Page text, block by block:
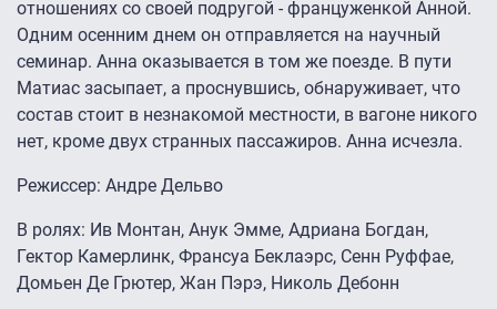
отношениях со своей подругой - француженкой Анной.
Одним осенним днем он отправляется на научный
семинар. Анна оказывается в том же поезде. В пути
Матиас засыпает, а проснувшись, обнаруживает, что
состав стоит в незнакомой местности, в вагоне никого
нет, кроме двух странных пассажиров. Анна исчезла.
Режиссер: Андре Дельво
В ролях: Ив Монтан, Анук Эмме, Адриана Богдан,
Гектор Камерлинк, Франсуа Беклаэрс, Сенн Руффае,
Домьен Де Грютер, Жан Пэрэ, Николь Дебонн